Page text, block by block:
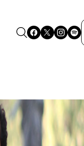
Podcasts
Destacados